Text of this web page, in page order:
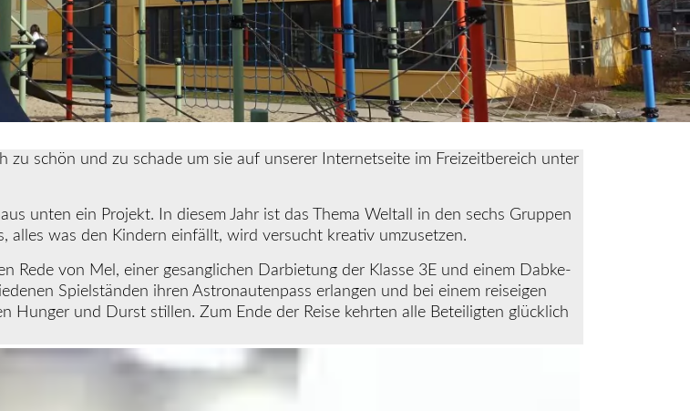
schön und zu schade um sie auf unserer Internetseite im Freizeitbereich unter
unten ein Projekt. In diesem Jahr ist das Thema Weltall in den sechs Gruppen
alles was den Kindern einfällt, wird versucht kreativ umzusetzen.
Rede von Mel, einer gesanglichen Darbietung der Klasse 3E und einem Dabke-
Spielständen ihren Astronautenpass erlangen und bei einem reiseigen
Hunger und Durst stillen. Zum Ende der Reise kehrten alle Beteiligten glücklich